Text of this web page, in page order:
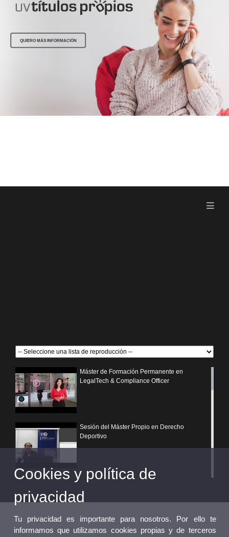
QUIERO MÁS INFORMACIÓN
Máster de Formación Permanente en
LegalTech & Compliance Officer
Sesión del Máster Propio en Derecho
Deportivo
¿Por qué elegir un postgrado propio de la
Universitat de València?
Cookies y política de
privacidad
Tu privacidad es importante para nosotros. Por ello te
informamos que utilizamos cookies propias y de terceros